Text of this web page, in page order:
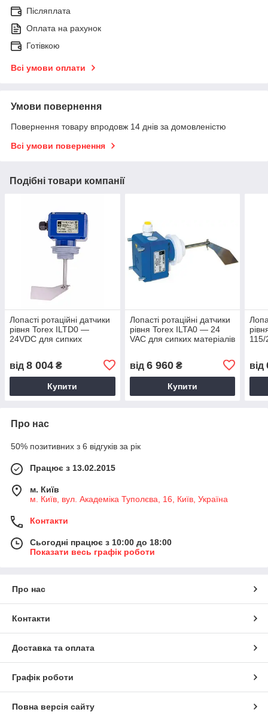
Післяплата
Оплата на рахунок
Готівкою
Всі умови оплати
Умови повернення
Повернення товару впродовж 14 днів за домовленістю
Всі умови повернення
Подібні товари компанії
Лопасті ротаційні датчики
рівня Torex ILTD0 —
24VDC для сипких
від 8 004 ₴
Купити
Лопасті ротаційні датчики
рівня Torex ILTA0 — 24
VAC для сипких матеріалів
від 6 960₴
Купити
115/
від
Про нас
50% позитивних з 6 відгуків за рік
Працює з 13.02.2015
м. Київ
м. Київ, вул. Академіка Туполєва, 16, Київ, Україна
Контакти
Сьогодні працює з 10:00 до 18:00
Показати весь графік роботи
Про нас
Контакти
Доставка та оплата
Графік роботи
Повна версія сайту